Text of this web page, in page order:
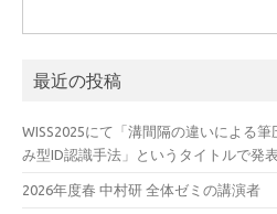
索:
最近の投稿
WISS2025にて「溝間隔の違いによる
み型ID認識手法」というタイトルで発
2026年度春 中村研 全体ゼミの講演者